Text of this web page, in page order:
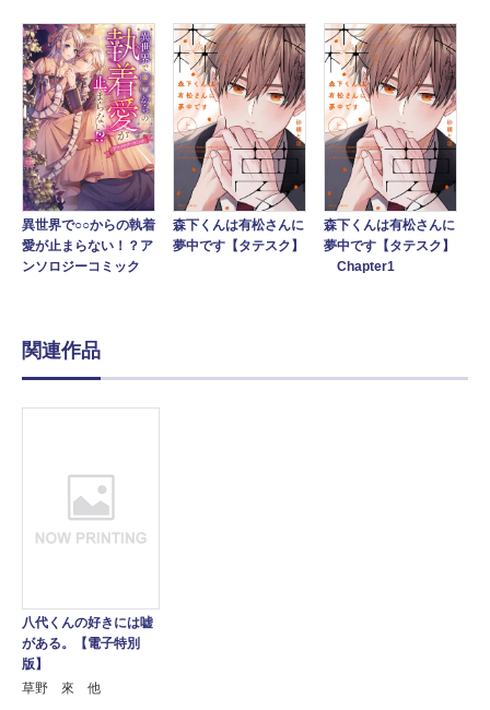
異世界で○○からの執着
愛が止まらない！？ア
ンソロジーコミック
森下くんは有松さんに
夢中です【タテスク】
森下くんは有松さんに
夢中です【タテスク】
Chapter1
関連作品
八代くんの好きには嘘
がある。【電子特別
版】
草野 來 他